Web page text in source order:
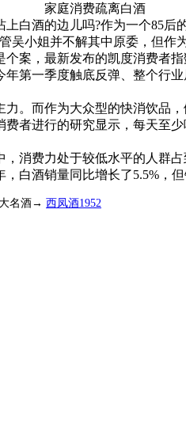
家庭消费疏离白酒
酒的边儿吗?作为一个85后
吴小姐并不解其中原委，但作
，最新发布的凯度消费者指
一季度触底反弹、整个行业
而作为大众型的快消饮品，
者进行的研究显示，每天至
费力处于较低水平的人群占
白酒销量同比增长了5.5%，但
名酒→ 西凤酒1952